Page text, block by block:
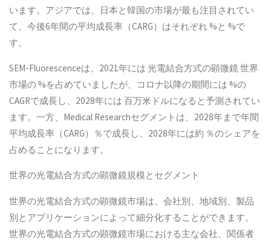
います。アジアでは、日本と韓国の市場が最も注目されてい
て、今後6年間の平均成長率（CARG）はそれぞれ %と %で
す。
SEM-Fluorescenceは、2021年には 光電結合方式の顕微鏡 世界
市場の %を占めていましたが、コロナ以降の期間には %の
CAGRで成長し、2028年には 百万米ドルになると予測されてい
ます。一方、Medical Researchセグメントは、2028年まで年間
平均成長率（CARG）％で成長し、2028年には約 ％のシェアを
占めることになります。
世界の光電結合方式の顕微鏡規模とセグメント
世界の光電結合方式の顕微鏡市場は、会社別、地域別、製品
別とアプリケーションによって細分化することができます。
世界の光電結合方式の顕微鏡市場における主な会社、関係者